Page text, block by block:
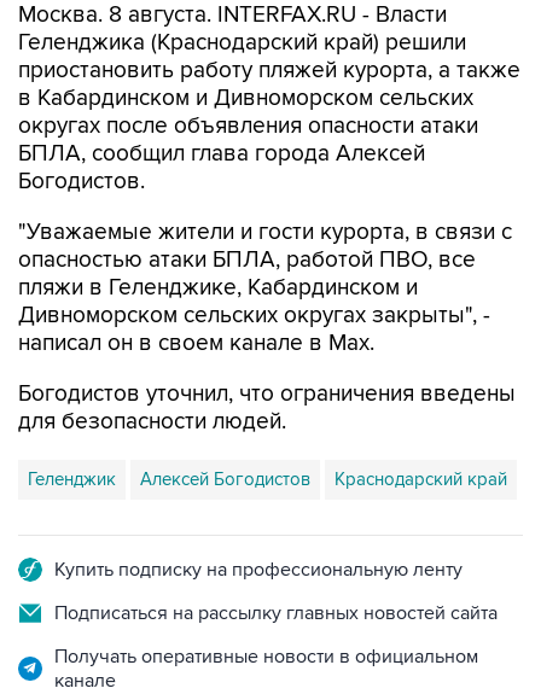
Москва. 8 августа. INTERFAX.RU - Власти
Геленджика (Краснодарский край) решили
приостановить работу пляжей курорта, а также
в Кабардинском и Дивноморском сельских
округах после объявления опасности атаки
БПЛА, сообщил глава города Алексей
Богодистов.
"Уважаемые жители и гости курорта, в связи с
опасностью атаки БПЛА, работой ПВО, все
пляжи в Геленджике, Кабардинском и
Дивноморском сельских округах закрыты", -
написал он в своем канале в Max.
Богодистов уточнил, что ограничения введены
для безопасности людей.
Геленджик Алексей Богодистов Краснодарский край
Купить подписку на профессиональную ленту
Подписаться на рассылку главных новостей сайта
Получать оперативные новости в официальном
канале